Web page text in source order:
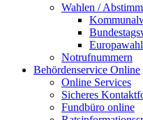
Wahlen /
Notrufnummern
Behördenservice Online
Online Services
Sicheres
Fundbüro online